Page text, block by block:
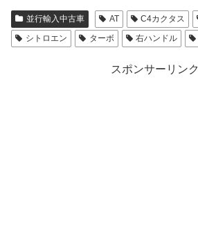
並行輸入中古車 AT C4カクタス
シトロエン
ターボ 右ハンドル
スポンサーリンク